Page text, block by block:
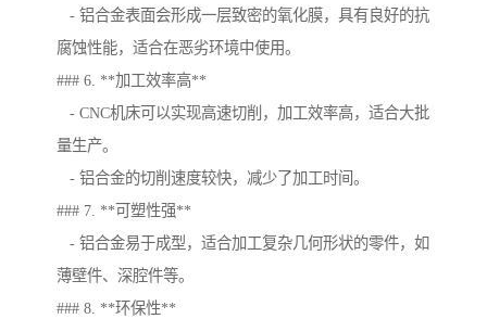
- 铝合金表面会形成一层致密的氧化膜，具有良好的抗
腐蚀性能，适合在恶劣环境中使用。
### 6. **加工效率高**
- CNC机床可以实现高速切削，加工效率高，适合大批
量生产。
- 铝合金的切削速度较快，减少了加工时间。
### 7. **可塑性强**
- 铝合金易于成型，适合加工复杂几何形状的零件，如
薄壁件、深腔件等。
### 8. **环保性**